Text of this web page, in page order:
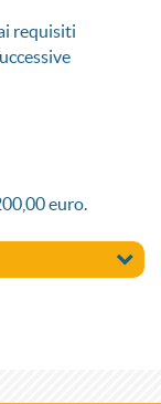
requisiti
euro.